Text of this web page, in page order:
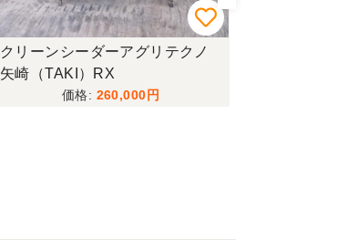
クリーンシーダーアグリテクノ
矢崎（TAKI）RX
260,000